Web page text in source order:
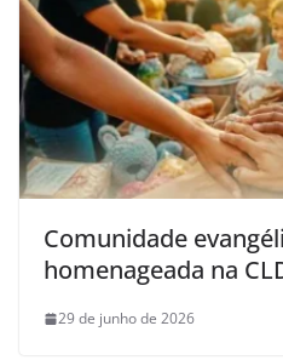
Comunidade
homenageada na
29 de junho de 2026